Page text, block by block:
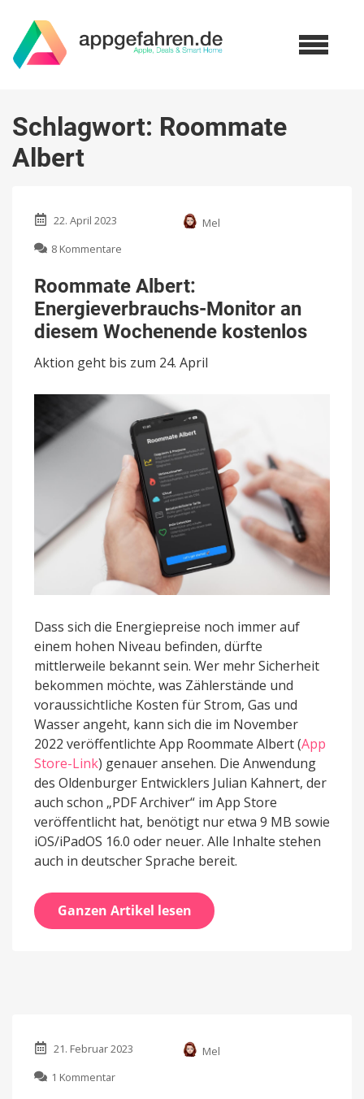
Schlagwort: Roommate
Albert
22. April 2023
Mel
8 Kommentare
Albert:
Energieverbrauchs-
Monitor
an
diesem
Wochenende
kostenlos
Roommate Albert:
Energieverbrauchs-Monitor an
diesem Wochenende kostenlos
Aktion geht bis zum 24. April
Dass sich die Energiepreise noch immer auf
einem hohen Niveau befinden, dürfte
mittlerweile bekannt sein. Wer mehr Sicherheit
bekommen möchte, was Zählerstände und
voraussichtliche Kosten für Strom, Gas und
Wasser angeht, kann sich die im November
2022 veröffentlichte App Roommate Albert (App
Store-Link) genauer ansehen. Die Anwendung
des Oldenburger Entwicklers Julian Kahnert, der
auch schon „PDF Archiver“ im App Store
veröffentlicht hat, benötigt nur etwa 9 MB sowie
iOS/iPadOS 16.0 oder neuer. Alle Inhalte stehen
auch in deutscher Sprache bereit.
Ganzen Artikel lesen
21. Februar 2023
Mel
1 Kommentar